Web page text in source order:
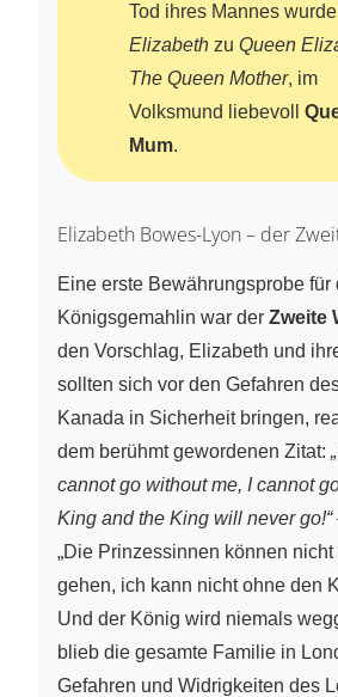
Tod ihres Mannes wurde
Elizabeth zu Queen
The Queen Mother, im
Volksmund liebevoll
Mum.
Elizabeth Bowes-Lyon – der
Eine erste Bewährungsprobe
Königsgemahlin war der Zweite
den Vorschlag, Elizabeth und
sollten sich vor den Gefahren
Kanada in Sicherheit bringen,
dem berühmt gewordenen Zitat:
cannot go without me, I cannot
King and the King will never go!“
„Die Prinzessinnen können nicht
gehen, ich kann nicht ohne den
Und der König wird niemals
blieb die gesamte Familie in
Gefahren und Widrigkeiten des